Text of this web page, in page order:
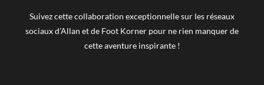
Suivez cette collaboration exceptionnelle sur les réseaux
sociaux d’Allan et de Foot Korner pour ne rien manquer de
cette aventure inspirante !